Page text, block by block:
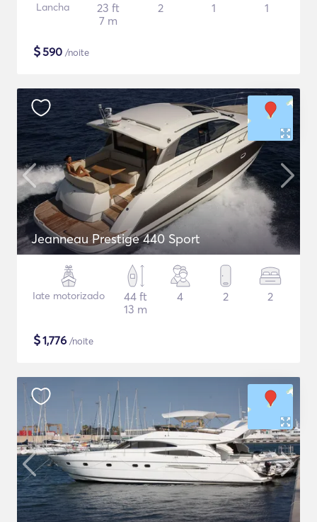
Lancha
23 ft
7 m
2 1 1
$590 /noite
Jeanneau Prestige 440 Sport
Iate motorizado
44 ft
13 m
4 2 2
$1,776 /noite